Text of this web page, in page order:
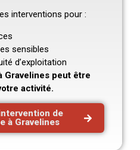
interventions pour :
sensibles
d’exploitation
Gravelines peut être
activité.
de
à Gravelines